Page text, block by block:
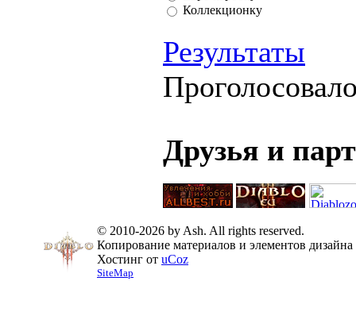
Коллекционку
Результаты
Друзья и
© 2010-2026 by Ash. All rights reserved.
Копирование материалов и элементов
Хостинг от uCoz
SiteMap